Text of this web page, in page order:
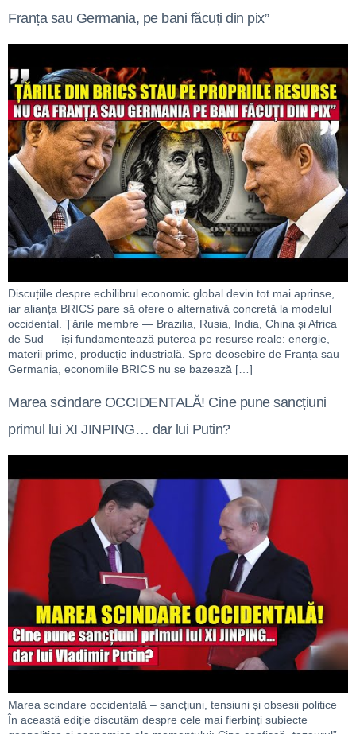
Franța sau Germania, pe bani făcuți din pix”
Discuțiile despre echilibrul economic global devin tot mai aprinse,
iar alianța BRICS pare să ofere o alternativă concretă la modelul
occidental. Țările membre — Brazilia, Rusia, India, China și Africa
de Sud — își fundamentează puterea pe resurse reale: energie,
materii prime, producție industrială. Spre deosebire de Franța sau
Germania, economiile BRICS nu se bazează […]
Marea scindare OCCIDENTALĂ! Cine pune sancțiuni
primul lui XI JINPING… dar lui Putin?
Marea scindare occidentală – sancțiuni, tensiuni și obsesii politice
În această ediție discutăm despre cele mai fierbinți subiecte